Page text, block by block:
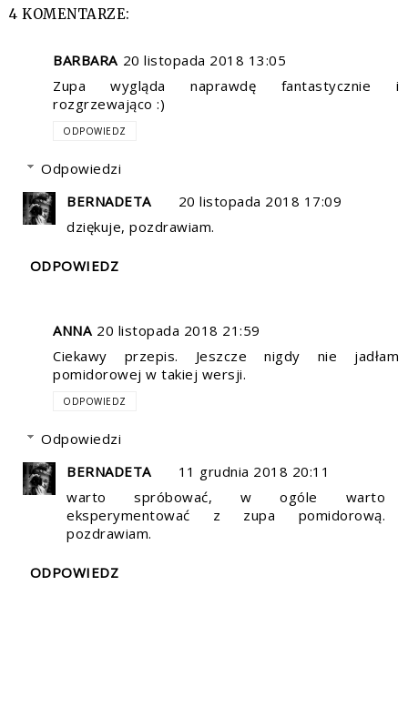
4 KOMENTARZE:
BARBARA 20 listopada 2018 13:05
Zupa wygląda naprawdę fantastycznie i
rozgrzewająco :)
ODPOWIEDZ
Odpowiedzi
BERNADETA
20 listopada 2018 17:09
dziękuje, pozdrawiam.
ODPOWIEDZ
ANNA 20 listopada 2018 21:59
Ciekawy przepis. Jeszcze nigdy nie jadłam
pomidorowej w takiej wersji.
ODPOWIEDZ
Odpowiedzi
BERNADETA
11 grudnia 2018 20:11
warto spróbować, w ogóle warto
eksperymentować z zupa pomidorową.
pozdrawiam.
ODPOWIEDZ